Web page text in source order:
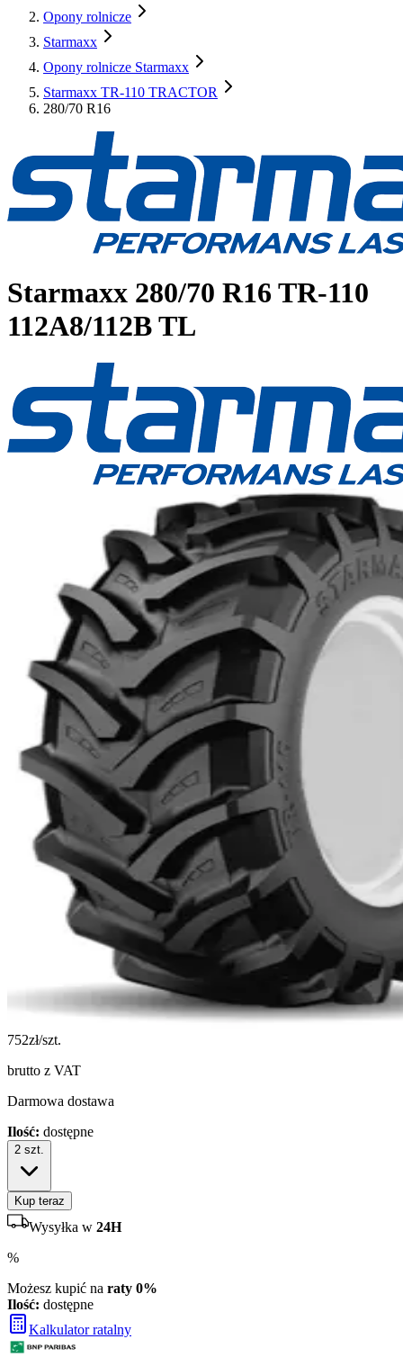
Opony rolnicze
Starmaxx
Opony rolnicze Starmaxx
Starmaxx TR-110 TRACTOR
280/70 R16
Starmaxx 280/70 R16 TR-110
112A8/112B TL
752zł/szt.
brutto z VAT
Darmowa dostawa
Ilość: dostępne
2 szt.
Kup teraz
Wysyłka w 24H
%
Możesz kupić na raty 0%
Ilość: dostępne
Kalkulator ratalny